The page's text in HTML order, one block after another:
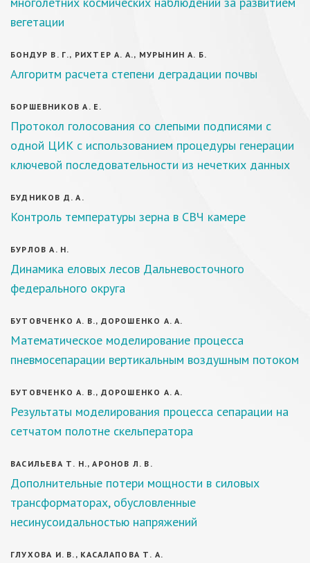
вегетации
БОНДУР В. Г., РИХТЕР А. А., МУРЫНИН А. Б.
Алгоритм расчета степени деградации почвы
БОРШЕВНИКОВ А. Е.
Протокол голосования со слепыми подписями с
одной ЦИК с использованием процедуры генерации
ключевой последовательности из нечетких данных
БУДНИКОВ Д. А.
Контроль температуры зерна в СВЧ камере
БУРЛОВ А. Н.
Динамика еловых лесов Дальневосточного
федерального округа
БУТОВЧЕНКО А. В., ДОРОШЕНКО А. А.
Математическое моделирование процесса
пневмосепарации вертикальным воздушным потоком
БУТОВЧЕНКО А. В., ДОРОШЕНКО А. А.
Результаты моделирования процесса сепарации на
сетчатом полотне скельператора
ВАСИЛЬЕВА Т. Н., АРОНОВ Л. В.
Дополнительные потери мощности в силовых
трансформаторах, обусловленные
несинусоидальностью напряжений
ГЛУХОВА И. В., КАСАЛАПОВА Т. А.